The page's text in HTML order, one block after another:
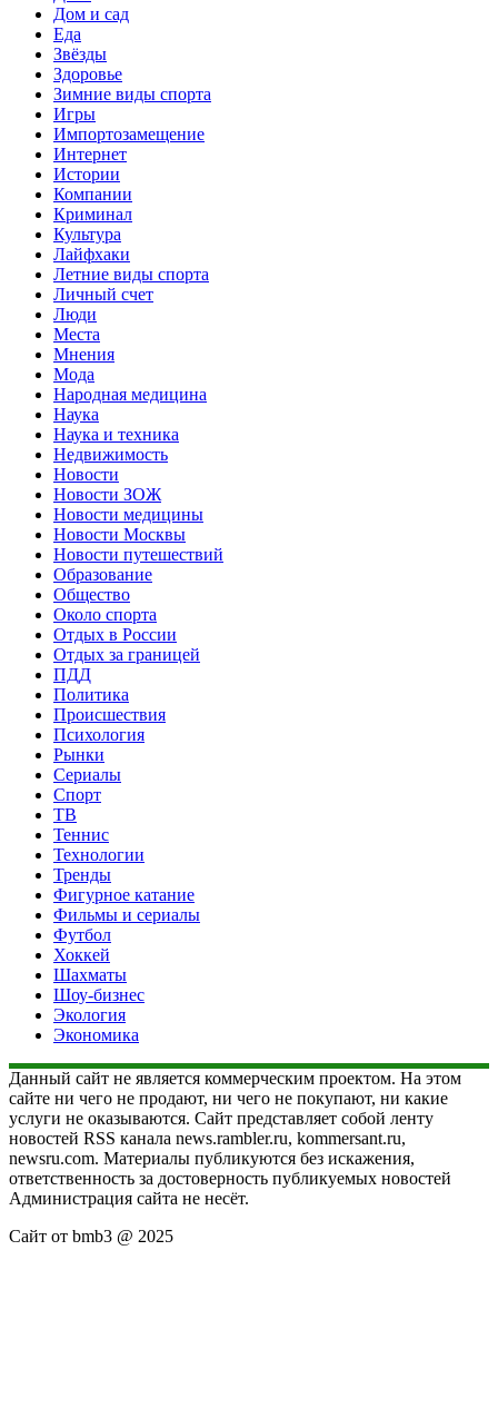
Дом и сад
Еда
Звёзды
Здоровье
Зимние виды спорта
Игры
Импортозамещение
Интернет
Истории
Компании
Криминал
Культура
Лайфхаки
Летние виды спорта
Личный счет
Люди
Места
Мнения
Мода
Народная медицина
Наука
Наука и техника
Недвижимость
Новости
Новости ЗОЖ
Новости медицины
Новости Москвы
Новости путешествий
Образование
Общество
Около спорта
Отдых в России
Отдых за границей
ПДД
Политика
Происшествия
Психология
Рынки
Сериалы
Спорт
ТВ
Теннис
Технологии
Тренды
Фигурное катание
Фильмы и сериалы
Футбол
Хоккей
Шахматы
Шоу-бизнес
Экология
Экономика
Данный сайт не является коммерческим проектом. На этом
сайте ни чего не продают, ни чего не покупают, ни какие
услуги не оказываются. Сайт представляет собой ленту
новостей RSS канала news.rambler.ru, kommersant.ru,
newsru.com. Материалы публикуются без искажения,
ответственность за достоверность публикуемых новостей
Администрация сайта не несёт.
Сайт от bmb3 @ 2025